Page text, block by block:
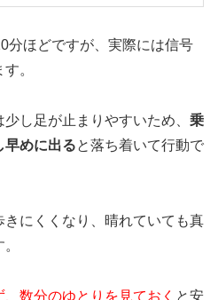
分ほどですが、実際には信号
。
し足が止まりやすいため、 乗
早めに出ると落ち着いて行動で
きにくくなり、晴れていても真
数分のゆとりを見ておく と安